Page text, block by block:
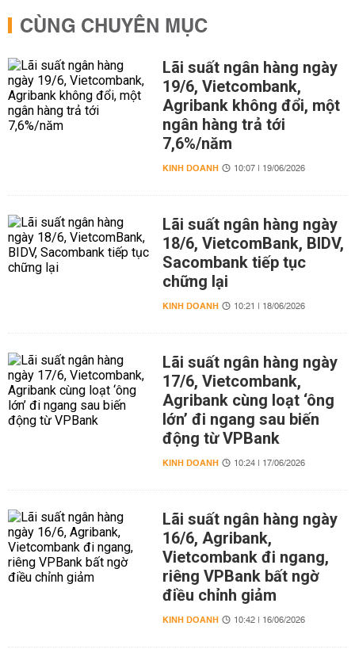
CÙNG CHUYÊN MỤC
Lãi suất ngân hàng ngày
19/6, Vietcombank,
Agribank không đổi, một
ngân hàng trả tới
7,6%/năm
KINH DOANH 10:07 | 19/06/2026
Lãi suất ngân hàng ngày
18/6, VietcomBank, BIDV,
Sacombank tiếp tục
chững lại
KINH DOANH 10:21 | 18/06/2026
Lãi suất ngân hàng ngày
17/6, Vietcombank,
Agribank cùng loạt ‘ông
lớn’ đi ngang sau biến
động từ VPBank
KINH DOANH 10:24 | 17/06/2026
Lãi suất ngân hàng ngày
16/6, Agribank,
Vietcombank đi ngang,
riêng VPBank bất ngờ
điều chỉnh giảm
KINH DOANH 10:42 | 16/06/2026